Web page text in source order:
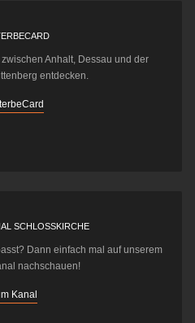
Anhalt, Dessau und der
entdecken.
SCHLOSSKIRCHE
Dann einfach mal auf unserem
nachschauen!
Kanal